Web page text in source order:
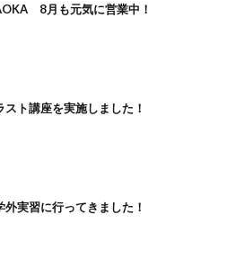
8月も元気に営業中！
ト講座を実施しました！
実習に行ってきました！